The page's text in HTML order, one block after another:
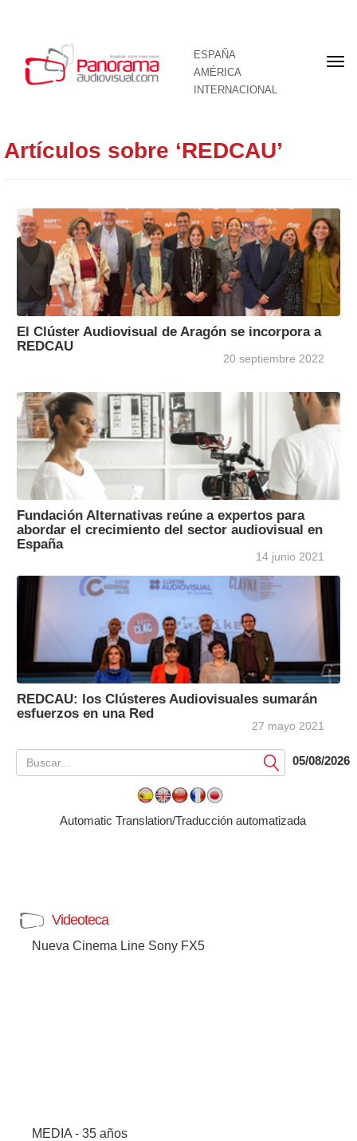
ESPAÑA
AMÉRICA
INTERNACIONAL
Artículos sobre ‘REDCAU’
El Clúster Audiovisual de Aragón se incorpora a
REDCAU
20 septiembre 2022
Fundación Alternativas reúne a expertos para
abordar el crecimiento del sector audiovisual en
España
14 junio 2021
REDCAU: los Clústeres Audiovisuales sumarán
esfuerzos en una Red
27 mayo 2021
Submit05/08/2026
Automatic Translation/Traducción automatizada
Videoteca
Nueva Cinema Line Sony FX5
MEDIA - 35 años